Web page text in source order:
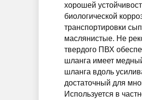
хорошей
биологической
транспортировки
маслянистые. Не
твердого ПВХ
шланга имеет
шланга вдоль
достаточный для
Используется в